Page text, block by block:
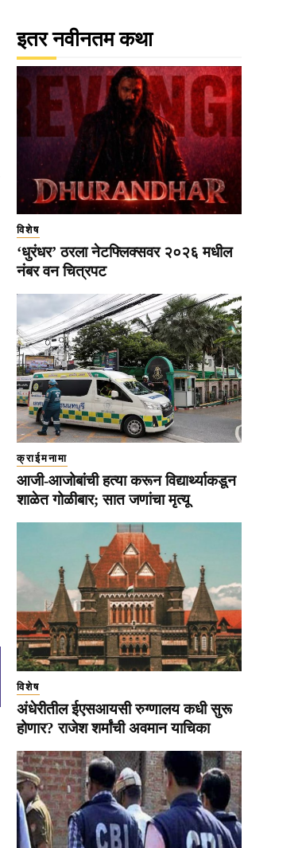
इतर नवीनतम कथा
विशेष
‘धुरंधर’ ठरला नेटफ्लिक्सवर २०२६ मधील
नंबर वन चित्रपट
क्राईमनामा
आजी-आजोबांची हत्या करून विद्यार्थ्याकडून
शाळेत गोळीबार; सात जणांचा मृत्यू
विशेष
अंधेरीतील ईएसआयसी रुग्णालय कधी सुरू
होणार? राजेश शर्मांची अवमान याचिका